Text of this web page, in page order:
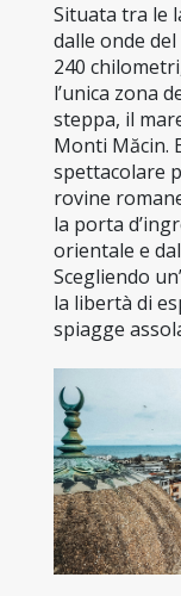
Situata tra le
dalle onde
240
l’unica zona
steppa, il
Monti Măcin.
spettacolare
rovine
la porta
orientale e
Scegliendo
la libertà di
spiagge